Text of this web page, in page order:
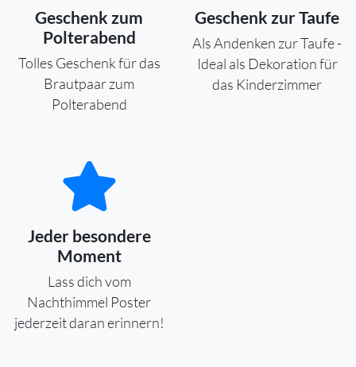
Geschenk zum
Polterabend
Tolles Geschenk für das
Brautpaar zum
Polterabend
Geschenk zur Taufe
Als Andenken zur Taufe -
Ideal als Dekoration für
das Kinderzimmer
Jeder besondere
Moment
Lass dich vom
Nachthimmel Poster
jederzeit daran erinnern!